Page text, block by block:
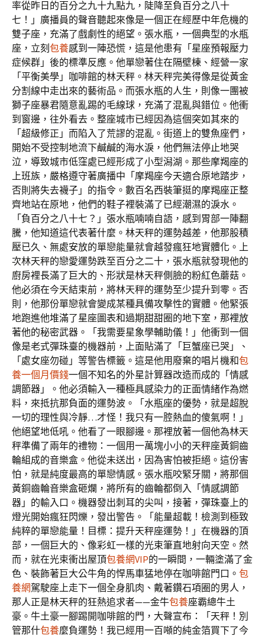
率從昨日的百分之九十九點九，陡降至負百分之八十
七！」廣播員的聲音聽起來像是一個正在經歷中年危機的
雙子座，充滿了戲劇性的絕望。張水瓶，一個典型的水瓶
座，立刻 包養感到一陣恐慌，這是他患有「星座預報壓力
症候群」後的標準反應。他單戀著住在隔壁棟、經營一家
「平衡美學」咖啡館的林天秤。林天秤完美得像是從黃金
分割線中走出來的藝術品。而張水瓶的人生，則像一團被
獅子座暴君隨意亂踢的毛線球，充滿了混亂與錯位。他衝
到窗邊，往外看去。整座城市已經因為這個突如其來的
「超級修正」而陷入了荒謬的混亂。街道上的雙魚座們，
開始不受控制地流下鹹鹹的海水淚，他們無法停止地哭
泣，導致城市低窪處已經形成了小型潟湖。那些摩羯座的
上班族，嚴格遵守著廣播中「摩羯座今天適合原地踏步，
否則將失去襪子」的指令。數百名西裝筆挺的摩羯座正整
齊地站在原地，他們的鞋子裡裝滿了已經潮濕的淚水。
「負百分之八十七？」張水瓶喃喃自語，感到胃部一陣翻
騰，他知道這代表著什麼。林天秤的運勢越差，他那股積
壓已久、無處安放的單戀能量就會越發瘋狂地實體化。上
次林天秤的戀愛運勢跌至百分之二十，張水瓶就發現他的
廚房裡長滿了巨大的、形狀是林天秤側臉的粉紅色蘑菇。
他必須在今天結束前，將林天秤的運勢至少提升到零。否
則，他那份單戀就會變成某種具備攻擊性的實體。他緊張
地跑進他堆滿了星座圖表和過期甜甜圈的地下室，那裡放
著他的秘密武器。「我需要星象學輔助儀！」他衝到一個
像是老式彈珠臺的機器前，上面貼滿了「巨蟹座已哭」、
「處女座勿碰」等警告標籤。這是他用廢棄的唱片機和包
養一個月價錢一個不知名的外星計算器改造而成的「情感
調節器」。他必須輸入一種極具感染力的正面情緒作為燃
料，來抵抗那負面的運勢波。「水瓶座的優勢，就是超脫
一切的理性與冷靜…才怪！我只有一腔熱血的傻氣啊！」
他絕望地低吼。他看了一眼腳邊。那裡放著一個他為林天
秤準備了兩年的禮物：一個用一萬塊小小的天秤座黃銅齒
輪組成的音樂盒。他從未送出，因為害怕被拒絕。這份害
怕，就是純度最高的單戀情感。張水瓶咬緊牙關，將那個
黃銅齒輪音樂盒砸爛，將所有的齒輪都倒入「情感調節
器」的輸入口。機器發出刺耳的尖叫，接著，彈珠臺上的
燈光開始瘋狂閃爍，發出警告。「能量超載！檢測到極致
純粹的單戀能量！目標：提升天秤座運勢！」在機器的頂
部，一個巨大的、像彩虹一樣的光束筆直地射向天空。然
而，就在光束衝出屋頂包養網VIP的一瞬間，一輛塗滿了金
色、裝飾著巨大公牛角的悍馬車猛地停在咖啡館門口。 包
養網駕駛座上走下一個全身肌肉、戴著鑽石項圈的男人，
那人正是林天秤的狂熱追求者——金牛包養座霸總牛土
豪。牛土豪一腳踢開咖啡館的門，大聲宣布：「天秤！別
管那什包養麼負運勢！我已經用一百噸的純金箔買下了今